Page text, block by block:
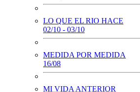
LO QUE EL RIO HACE
02/10 - 03/10
MEDIDA POR MEDIDA
16/08
MI VIDA ANTERIOR